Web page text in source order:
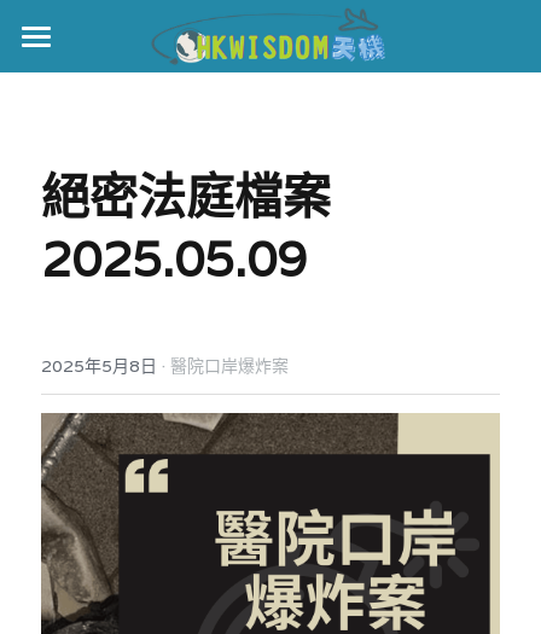
主頁
伊美戰爭
黎智英案
美西媒體謊言實錄
宏福‧革新
宏福苑聽證會
宏福火災正視聽
記錄．宏福苑火災
港聞
中國
國際
娛樂
反華推手你要知
絕密法庭檔案
2025.05.09
2025年5月8日 · 醫院口岸爆炸案